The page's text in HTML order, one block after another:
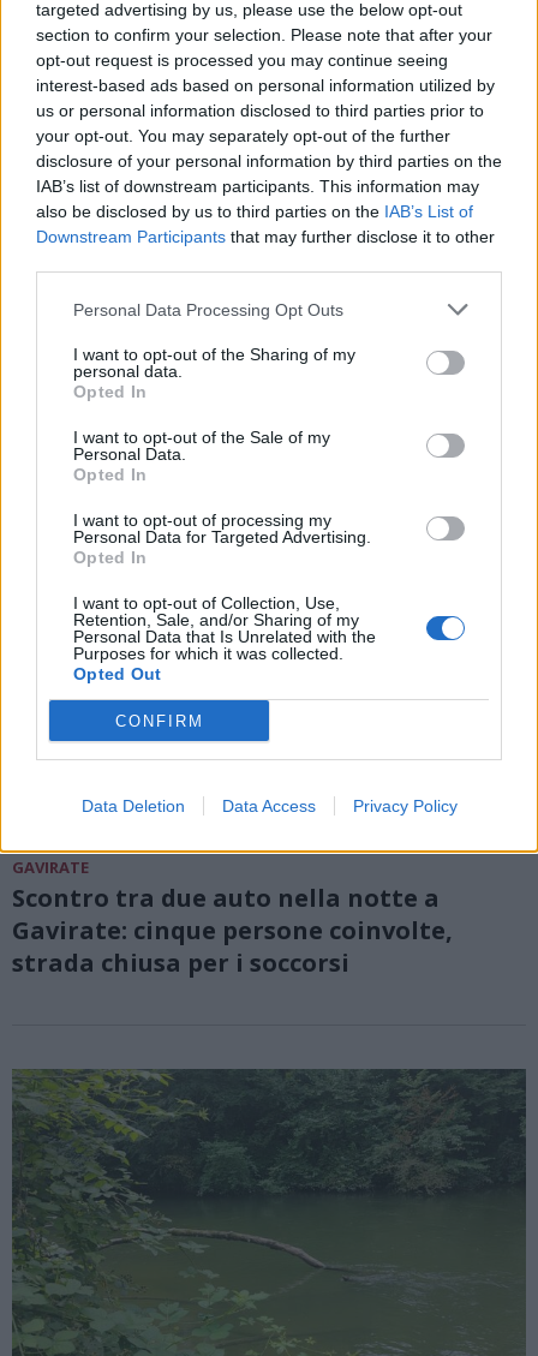
targeted advertising by us, please use the below opt-out
section to confirm your selection. Please note that after your
opt-out request is processed you may continue seeing
interest-based ads based on personal information utilized by
us or personal information disclosed to third parties prior to
your opt-out. You may separately opt-out of the further
disclosure of your personal information by third parties on the
IAB’s list of downstream participants. This information may
also be disclosed by us to third parties on the IAB’s List of
Downstream Participants that may further disclose it to other
Personal Data Processing Opt Outs
I want to opt-out of the Sharing of my
personal data.
Opted In
I want to opt-out of the Sale of my
Personal Data.
Opted In
I want to opt-out of processing my
Personal Data for Targeted Advertising.
Opted In
I want to opt-out of Collection, Use,
Retention, Sale, and/or Sharing of my
Personal Data that Is Unrelated with the
Purposes for which it was collected.
Opted Out
CONFIRM
Data Deletion Data Access Privacy Policy
GAVIRATE
Cinema sotto le stelle in cortile: Zalone e
Sorrentino protagonisti della settimana
di Ferragosto a Gavirate
GAVIRATE
Scontro tra due auto nella notte a
Gavirate: cinque persone coinvolte,
strada chiusa per i soccorsi